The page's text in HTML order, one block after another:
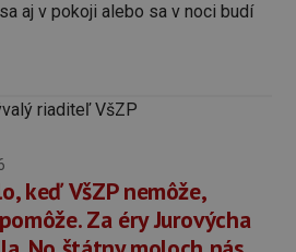
aj v pokoji alebo sa v noci budí
keď VšZP nemôže,
Za éry Jurovýcha